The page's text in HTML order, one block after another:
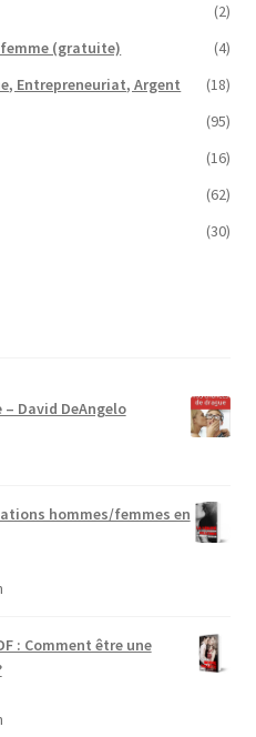
(2)
(gratuite)
(4)
Entrepreneuriat, Argent
(18)
(95)
(16)
(62)
(30)
David DeAngelo
hommes/femmes en
: Comment être une